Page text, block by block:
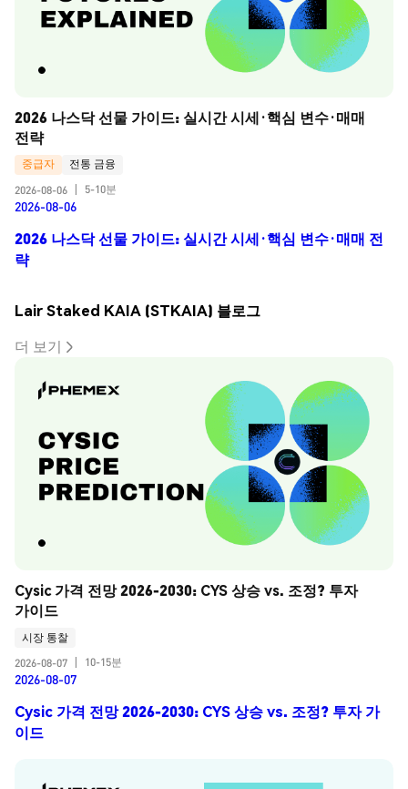
2026 나스닥 선물 가이드: 실시간 시세·핵심 변수·매매
전략
중급자
전통 금융
2026-08-06
5-10분
2026-08-06
2026 나스닥 선물 가이드: 실시간 시세·핵심 변수·매매 전
략
Lair Staked KAIA (STKAIA) 블로그
더 보기
Cysic 가격 전망 2026-2030: CYS 상승 vs. 조정? 투자
가이드
시장 통찰
2026-08-07
10-15분
2026-08-07
Cysic 가격 전망 2026-2030: CYS 상승 vs. 조정? 투자 가
이드